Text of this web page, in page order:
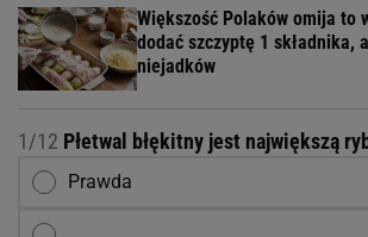
Większość Polaków omija to
dodać szczyptę 1 składnika,
niejadków
1/12 Płetwal błękitny jest największą
Prawda